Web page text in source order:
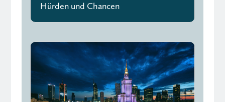
Hürden und Chancen